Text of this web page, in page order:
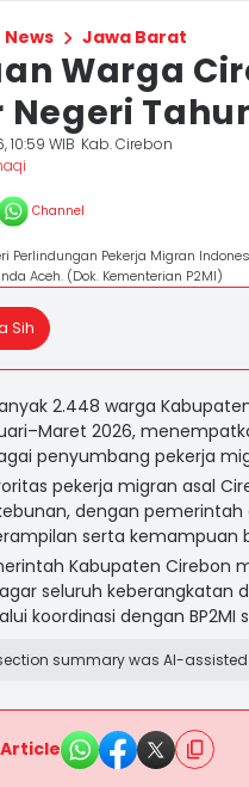
News Jawa Barat
Warga
Negeri
10:59 WIB Kab. Cirebon
Channel
Perlindungan Pekerja Migran
Aceh. (Dok. Kementerian P2MI)
Sih
2.448 warga
2026,
penyumbang pekerja
pekerja migran asal
dengan
serta kemampuan
Kabupaten Cirebon
agar seluruh keberangkatan
koordinasi dengan BP2MI
summary was AI-